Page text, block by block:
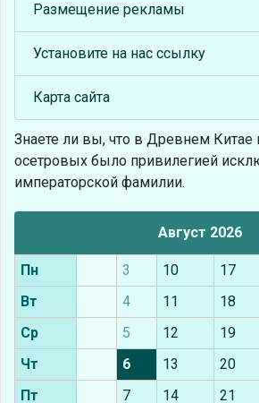
Размещение рекламы
Установите на нас ссылку
Карта сайта
Знаете ли вы, что в Древнем Китае
осетровых было привилегией
императорской фамилии.
Август 2026
Пн 3 10 17
Вт
4 11 18
Ср
5 12 19
Чт
6 13 20
Пт
7 14 21